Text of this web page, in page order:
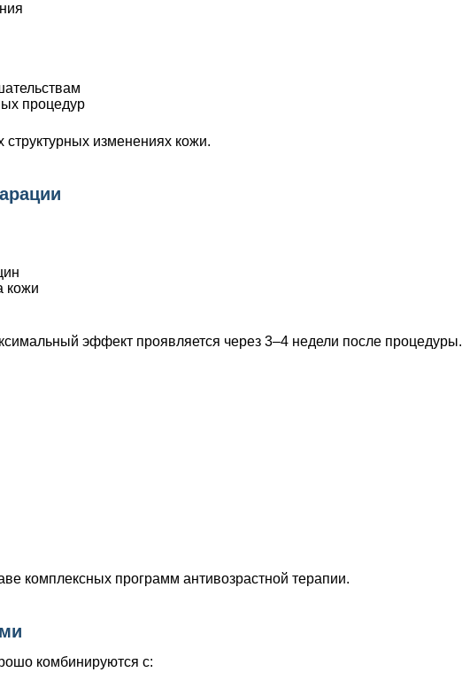
процедур
структурных изменениях кожи.
кожи
эффект проявляется через 3–4 недели после процедуры.
комплексных программ антивозрастной терапии.
комбинируются с: